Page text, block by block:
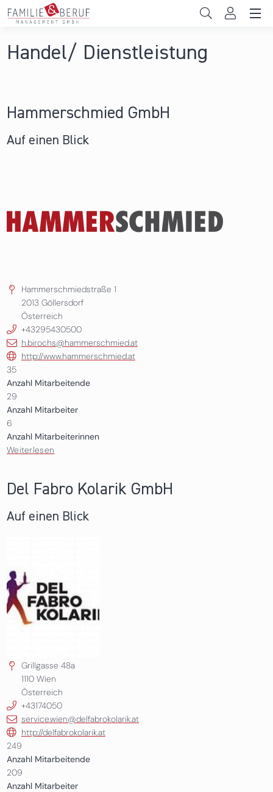
Direkt zum Inhalt
Handel/ Dienstleistung
Hammerschmied GmbH
Auf einen Blick
Hammerschmiedstraße 1
2013 Göllersdorf
Österreich
+43295430500
h.birochs@hammerschmied.at
http://www.hammerschmied.at
35
Anzahl Mitarbeitende
29
Anzahl Mitarbeiter
6
Anzahl Mitarbeiterinnen
Weiterlesen
Del Fabro Kolarik GmbH
Auf einen Blick
Grillgasse 48a
1110 Wien
Österreich
+43174050
service.wien@delfabrokolarik.at
http://delfabrokolarik.at
249
Anzahl Mitarbeitende
209
Anzahl Mitarbeiter